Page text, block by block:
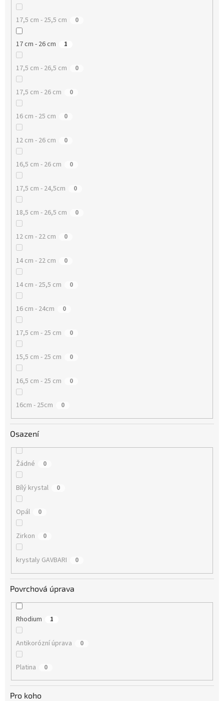
17,5 cm - 25,5 cm 0
17 cm - 26 cm 1
17,5 cm - 26,5 cm 0
17,5 cm - 26 cm 0
16 cm - 25 cm 0
12 cm - 26 cm 0
16,5 cm - 26 cm 0
17,5 cm - 24,5cm 0
18,5 cm - 26,5 cm 0
12 cm - 22 cm 0
14 cm - 22 cm 0
14 cm - 25,5 cm 0
16 cm - 24cm 0
17,5 cm - 25 cm 0
15,5 cm - 25 cm 0
16,5 cm - 25 cm 0
16cm - 25cm 0
Osazení
Žádné 0
Bílý krystal 0
Opál 0
Zirkon 0
krystaly GAVBARI 0
Povrchová úprava
Rhodium 1
Antikorózní úprava 0
Platina 0
Pro koho